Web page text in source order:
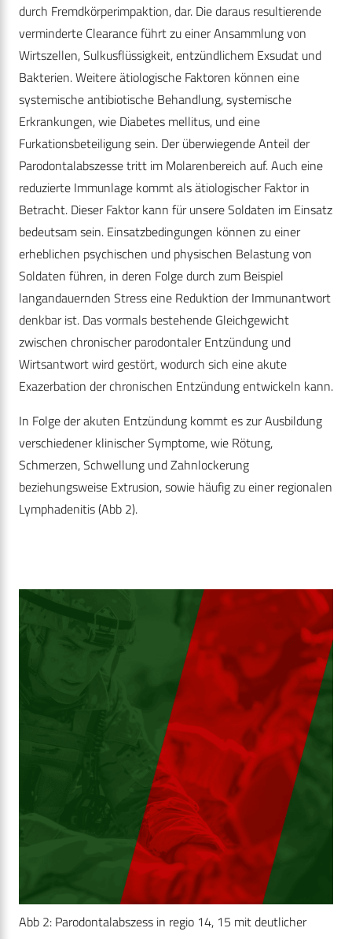
durch Fremdkörperimpaktion, dar. Die daraus resultierende
verminderte Clearance führt zu einer Ansammlung von
Wirtszellen, Sulkusflüssigkeit, entzündlichem Exsudat und
Bakterien. Weitere ätiologische Faktoren können eine
systemische antibiotische Behandlung, systemische
Erkrankungen, wie Diabetes mellitus, und eine
Furkationsbeteiligung sein. Der überwiegende Anteil der
Parodontalabszesse tritt im Molarenbereich auf. Auch eine
reduzierte Immunlage kommt als ätiologischer Faktor in
Betracht. Dieser Faktor kann für unsere Soldaten im Einsatz
bedeutsam sein. Einsatzbedingungen können zu einer
erheblichen psychischen und physischen Belastung von
Soldaten führen, in deren Folge durch zum Beispiel
langandauernden Stress eine Reduktion der Immunantwort
denkbar ist. Das vormals bestehende Gleichgewicht
zwischen chronischer parodontaler Entzündung und
Wirtsantwort wird gestört, wodurch sich eine akute
Exazerbation der chronischen Entzündung entwickeln kann.
In Folge der akuten Entzündung kommt es zur Ausbildung
verschiedener klinischer Symptome, wie Rötung,
Schmerzen, Schwellung und Zahnlockerung
beziehungsweise Extrusion, sowie häufig zu einer regionalen
Lymphadenitis (Abb 2).
Abb 2: Parodontalabszess in regio 14, 15 mit deutlicher